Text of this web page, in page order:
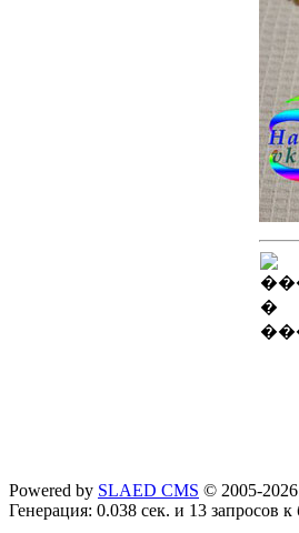
Powered by SLAED CMS © 2005-
Генерация: 0.038 сек. и 13 запросов к